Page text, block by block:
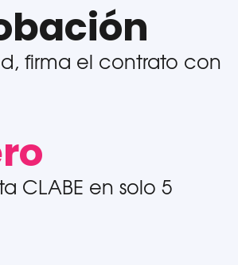
firma el contrato con
CLABE en solo 5